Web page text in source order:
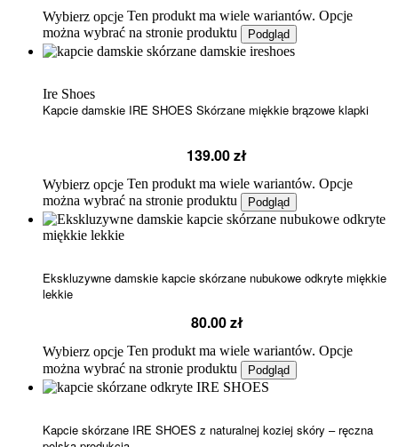
Wybierz opcje Ten produkt ma wiele wariantów. Opcje
można wybrać na stronie produktu
Podgląd
Ire Shoes
Kapcie damskie IRE SHOES Skórzane miękkie brązowe klapki
139.00zł
Wybierz opcje Ten produkt ma wiele wariantów. Opcje
można wybrać na stronie produktu
Podgląd
Ekskluzywne damskie kapcie skórzane nubukowe odkryte miękkie
lekkie
80.00zł
Wybierz opcje Ten produkt ma wiele wariantów. Opcje
można wybrać na stronie produktu
Podgląd
Kapcie skórzane IRE SHOES z naturalnej koziej skóry – ręczna